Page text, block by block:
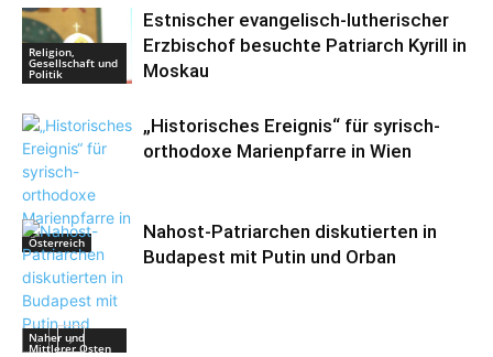
Religion,
Gesellschaft und
Politik
Estnischer evangelisch-lutherischer
Erzbischof besuchte Patriarch Kyrill in
Moskau
Österreich
„Historisches Ereignis“ für syrisch-
orthodoxe Marienpfarre in Wien
Naher und
Mittlerer Osten
Nahost-Patriarchen diskutierten in
Budapest mit Putin und Orban